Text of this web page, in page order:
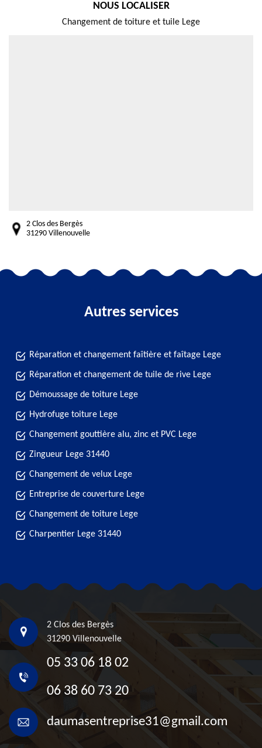
NOUS LOCALISER
Changement de toiture et tuile Lege
2 Clos des Bergès
31290 Villenouvelle
Autres services
Réparation et changement faîtière et faîtage Lege
Réparation et changement de tuile de rive Lege
Démoussage de toiture Lege
Hydrofuge toiture Lege
Changement gouttière alu, zinc et PVC Lege
Zingueur Lege 31440
Changement de velux Lege
Entreprise de couverture Lege
Changement de toiture Lege
Charpentier Lege 31440
2 Clos des Bergès
31290 Villenouvelle
05 33 06 18 02
06 38 60 73 20
daumasentreprise31@gmail.com